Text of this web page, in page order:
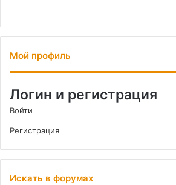
Мой профиль
Логин и регистрация
Войти
Регистрация
Искать в форумах